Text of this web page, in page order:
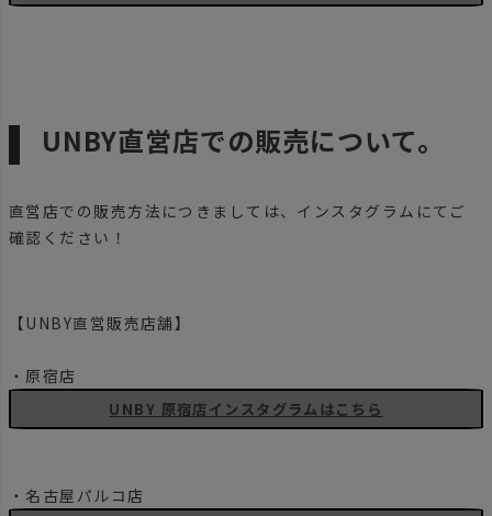
UNBY直営店での販売について。
直営店での販売方法につきましては、インスタグラムにてご
確認ください！
【UNBY直営販売店舗】
・原宿店
UNBY 原宿店インスタグラムはこちら
・名古屋パルコ店